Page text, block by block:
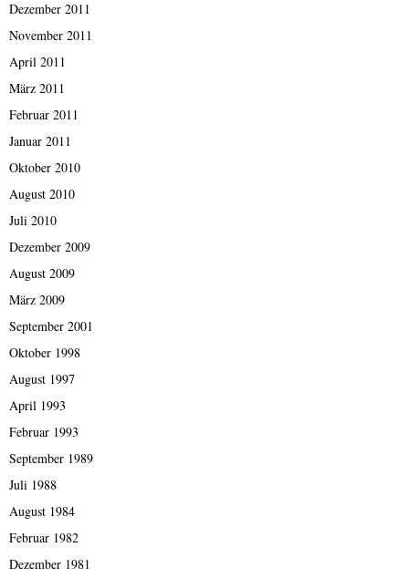
Dezember 2011
November 2011
April 2011
März 2011
Februar 2011
Januar 2011
Oktober 2010
August 2010
Juli 2010
Dezember 2009
August 2009
März 2009
September 2001
Oktober 1998
August 1997
April 1993
Februar 1993
September 1989
Juli 1988
August 1984
Februar 1982
Dezember 1981